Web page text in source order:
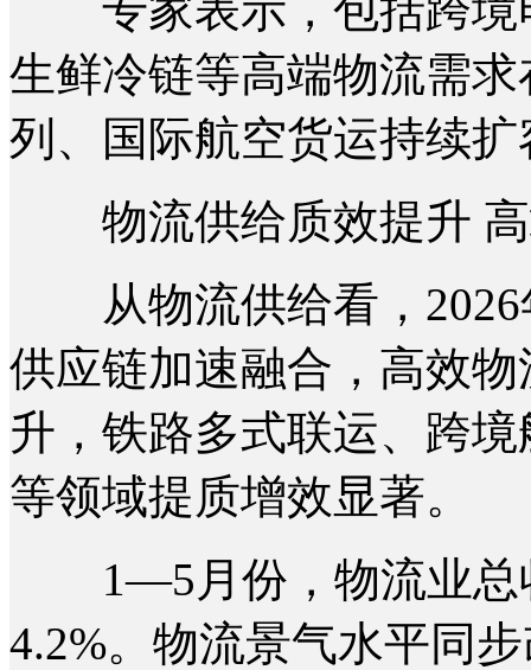
生鲜冷链等高端物流需
列、国际航空货运持续
物流供给质效提升 高
从物流供给看，2026
供应链加速融合，高效
升，铁路多式联运、跨
等领域提质增效显著。
1—5月份，物流业总
4.2%。物流景气水平同